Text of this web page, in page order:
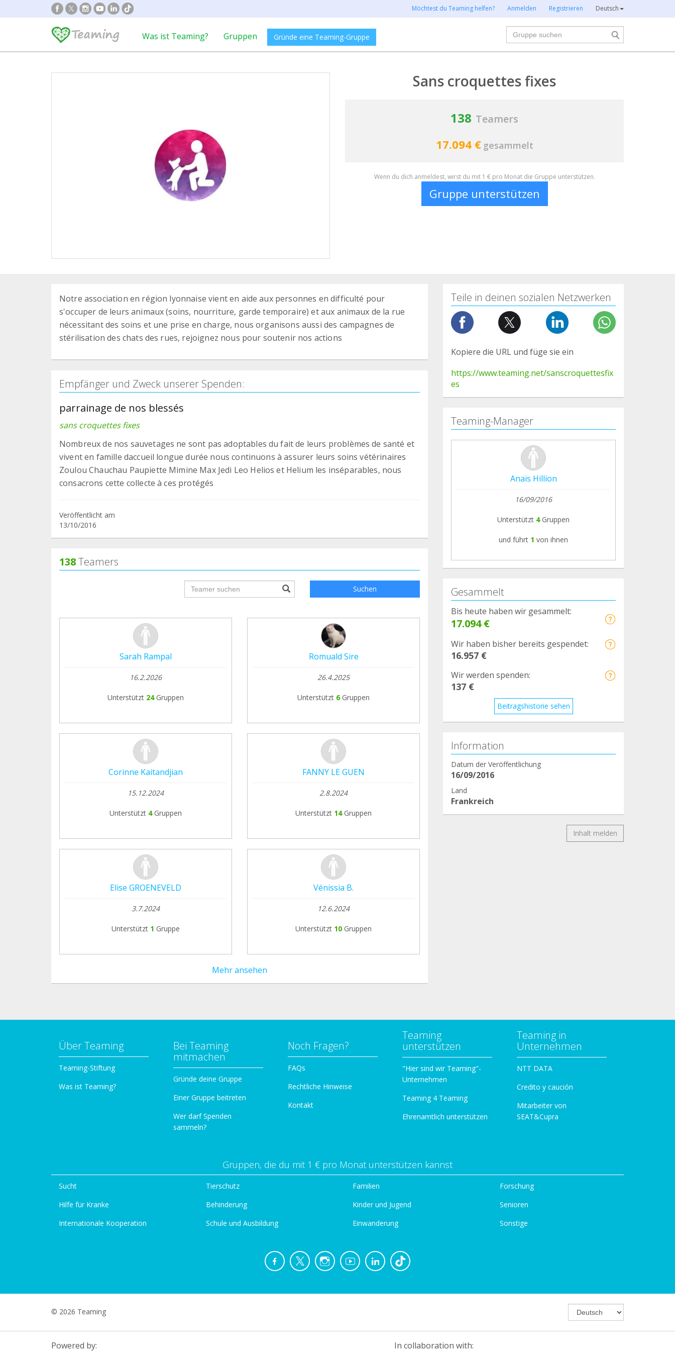
Möchtest du Teaming helfen? Anmelden Registrieren Deutsch
Was ist Teaming? Gruppen Gründe eine Teaming-Gruppe
Suche
Sans croquettes fixes
138 Teamers
17.094 € gesammelt
Wenn du dich anmeldest, wirst du mit 1 € pro Monat die Gruppe unterstützen.
Gruppe unterstützen
Notre association en région lyonnaise vient en aide aux personnes en difficulté pour
s'occuper de leurs animaux (soins, nourriture, garde temporaire) et aux animaux de la rue
nécessitant des soins et une prise en charge, nous organisons aussi des campagnes de
stérilisation des chats des rues, rejoignez nous pour soutenir nos actions
Empfänger und Zweck unserer Spenden:
parrainage de nos blessés
sans croquettes fixes
Nombreux de nos sauvetages ne sont pas adoptables du fait de leurs problèmes de santé et
vivent en famille daccueil longue durée nous continuons à assurer leurs soins vétérinaires
Zoulou Chauchau Paupiette Mimine Max Jedi Leo Helios et Helium les inséparables, nous
consacrons cette collecte à ces protégés
Veröffentlicht am
13/10/2016
138Teamers
groupProfile.searchForm.search.text??? Suchen
Sarah Rampal
16.2.2026
Unterstützt 24 Gruppen
Romuald Sire
26.4.2025
Unterstützt 6 Gruppen
Corinne Kaitandjian
15.12.2024
Unterstützt 4 Gruppen
FANNY LE GUEN
2.8.2024
Unterstützt 14 Gruppen
Elise GROENEVELD
3.7.2024
Unterstützt 1 Gruppe
Vénissia B.
12.6.2024
Unterstützt 10 Gruppen
Mehr ansehen
Teile in deinen sozialen Netzwerken
Kopiere die URL und füge sie ein
https://www.teaming.net/sanscroquettesfix
es
Teaming-Manager
Anaïs Hillion
16/09/2016
Unterstützt 4Gruppen
und führt 1 von ihnen
Gesammelt
Bis heute haben wir gesammelt:
17.094 €
Wir haben bisher bereits gespendet:
16.957 €
Wir werden spenden:
137 €
Beitragshistorie sehen
Information
Datum der Veröffentlichung
16/09/2016
Land
Frankreich
Inhalt melden
Über Teaming
Teaming-Stiftung
Was ist Teaming?
Bei Teaming
mitmachen
Gründe deine Gruppe
Einer Gruppe beitreten
Wer darf Spenden
sammeln?
Noch Fragen?
FAQs
Rechtliche Hinweise
Kontakt
Teaming
unterstützen
"Hier sind wir Teaming"-
Unternehmen
Teaming 4 Teaming
Ehrenamtlich unterstützen
Teaming in
Unternehmen
NTT DATA
Credito y caución
Mitarbeiter von
SEAT&Cupra
Gruppen, die du mit 1 € pro Monat unterstützen kannst
Sucht
Hilfe für Kranke
Internationale Kooperation
Tierschutz
Behinderung
Schule und Ausbildung
Familien
Kinder und Jugend
Einwanderung
Forschung
Senioren
Sonstige
© 2026 Teaming
Powered by: In collaboration with: